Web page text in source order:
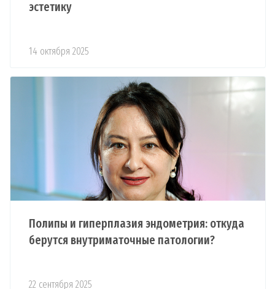
эстетику
14 октября 2025
Полипы и гиперплазия эндометрия: откуда
берутся внутриматочные патологии?
22 сентября 2025